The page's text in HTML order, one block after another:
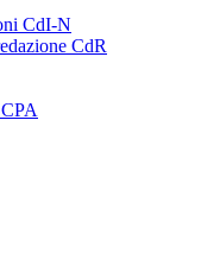
CdI-N
CdR